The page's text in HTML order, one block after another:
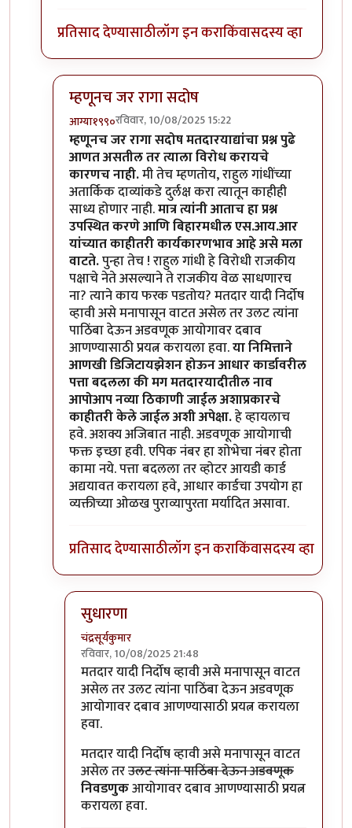
प्रतिसाद देण्यासाठीलॉग इन कराकिंवासदस्य व्हा
म्हणूनच जर रागा सदोष
आग्या१९९०रविवार, 10/08/2025 15:22
In reply toरागाbyचंद्रसूर्यकुमार
म्हणूनच जर रागा सदोष मतदारयाद्यांचा प्रश्न पुढे
आणत असतील तर त्याला विरोध करायचे
कारणच नाही.मी तेच म्हणतोय, राहुल गांधींच्या
अतार्किक दाव्यांकडे दुर्लक्ष करा त्यातून काहीही
साध्य होणार नाही.मात्र त्यांनी आताच हा प्रश्न
उपस्थित करणे आणि बिहारमधील एस.आय.आर
यांच्यात काहीतरी कार्यकारणभाव आहे असे मला
वाटते.पुन्हा तेच ! राहुल गांधी हे विरोधी राजकीय
पक्षाचे नेते असल्याने ते राजकीय वेळ साधणारच
ना? त्याने काय फरक पडतोय? मतदार यादी निर्दोष
व्हावी असे मनापासून वाटत असेल तर उलट त्यांना
पाठिंबा देऊन अडवणूक आयोगावर दबाव
आणण्यासाठी प्रयत्न करायला हवा.या निमित्ताने
आणखी डिजिटायझेशन होऊन आधार कार्डावरील
पत्ता बदलला की मग मतदारयादीतील नाव
आपोआप नव्या ठिकाणी जाईल अशाप्रकारचे
काहीतरी केले जाईल अशी अपेक्षा.हे व्हायलाच
हवे. अशक्य अजिबात नाही. अडवणूक आयोगाची
फक्त इच्छा हवी. एपिक नंबर हा शोभेचा नंबर होता
कामा नये. पत्ता बदलला तर व्होटर आयडी कार्ड
अद्ययावत करायला हवे, आधार कार्डचा उपयोग हा
व्यक्तीच्या ओळख पुराव्यापुरता मर्यादित असावा.
प्रतिसाद देण्यासाठीलॉग इन कराकिंवासदस्य व्हा
सुधारणा
चंद्रसूर्यकुमार
रविवार, 10/08/2025 21:48
In reply toम्हणूनच जर रागा सदोषbyआग्या१९९०
मतदार यादी निर्दोष व्हावी असे मनापासून वाटत
असेल तर उलट त्यांना पाठिंबा देऊन अडवणूक
आयोगावर दबाव आणण्यासाठी प्रयत्न करायला
हवा.
मतदार यादी निर्दोष व्हावी असे मनापासून वाटत
असेल तरउलट त्यांना पाठिंबा देऊन अडवणूक
निवडणुकआयोगावर दबाव आणण्यासाठी प्रयत्न
करायला हवा.